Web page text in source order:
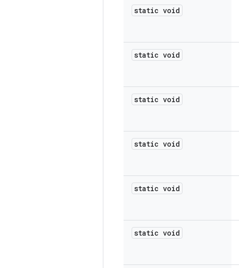
static void
static void
static void
static void
static void
static void